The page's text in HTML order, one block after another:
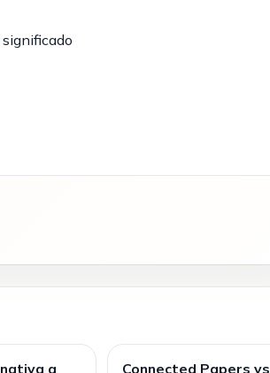
a Connected Papers vs